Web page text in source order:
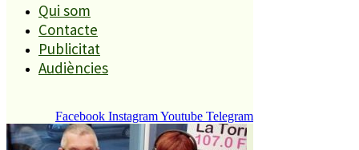
Qui som
Contacte
Publicitat
Audiències
Facebook InstagramYoutube Telegram
Compartiu aquesta història
REDACCIÓ